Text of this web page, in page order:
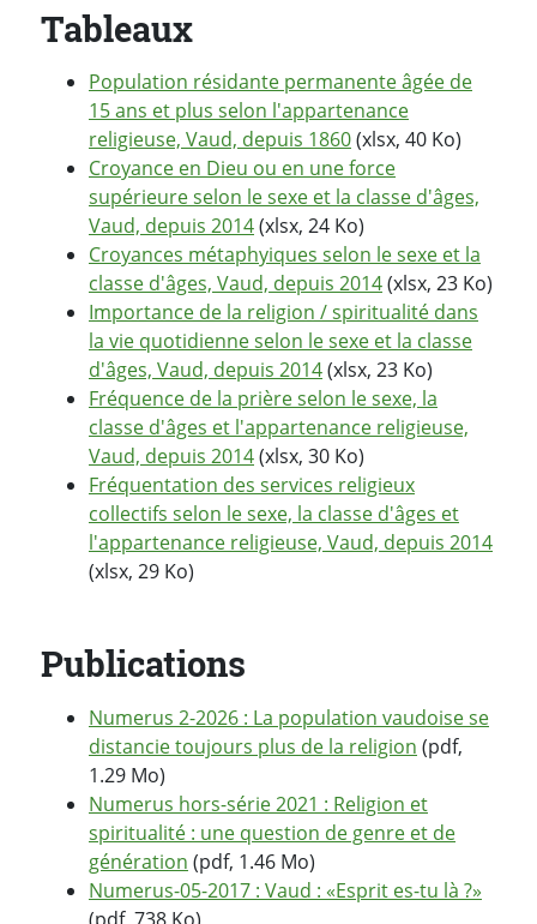
Tableaux
Population résidante permanente âgée de
15 ans et plus selon l'appartenance
religieuse, Vaud, depuis 1860(xlsx, 40 Ko)
Croyance en Dieu ou en une force
supérieure selon le sexe et la classe d'âges,
Vaud, depuis 2014(xlsx, 24 Ko)
Croyances métaphyiques selon le sexe et la
classe d'âges, Vaud, depuis 2014(xlsx, 23 Ko)
Importance de la religion / spiritualité dans
la vie quotidienne selon le sexe et la classe
d'âges, Vaud, depuis 2014(xlsx, 23 Ko)
Fréquence de la prière selon le sexe, la
classe d'âges et l'appartenance religieuse,
Vaud, depuis 2014(xlsx, 30 Ko)
Fréquentation des services religieux
collectifs selon le sexe, la classe d'âges et
l'appartenance religieuse, Vaud, depuis 2014
(xlsx, 29 Ko)
Publications
Numerus 2-2026 : La population vaudoise se
distancie toujours plus de la religion (pdf,
1.29 Mo)
Numerus hors-série 2021 : Religion et
spiritualité : une question de genre et de
génération (pdf, 1.46 Mo)
Numerus-05-2017 : Vaud : «Esprit es-tu là ?»